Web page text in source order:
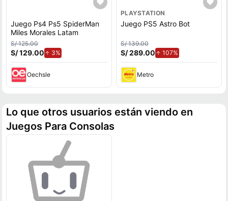
Juego Ps4 Ps5 SpiderMan
Miles Morales Latam
S/ 125.00
S/ 129.00 3%
Oechsle
PLAYSTATION
Juego PS5 Astro Bot
S/ 139.00
S/ 289.00 107%de aumento.
Metro
Lo que otros usuarios están viendo en
Juegos Para Consolas